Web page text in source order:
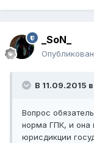
_SoN_
В 11.09.2015
Вопрос
норма ГПК, и она
юрисдикции